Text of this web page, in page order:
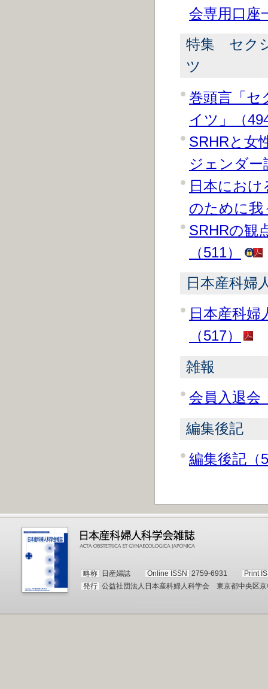
会専用口座
特集 セク
ツ
巻頭言「セ
イツ」（
SRHRと女
ジェンダー
日本にお
のために
SRHRの観
（511）
日本産科婦
日本産科婦
（517）
雑報
会員入退会
編集後記
編集後記（
略称 日産婦誌 Online ISSN 2759-6931
Print
発行 公益社団法人日本産科婦人科学会 東京都中央区